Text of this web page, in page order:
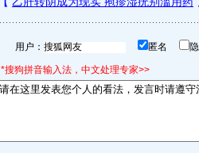
用户： 匿名
*搜狗拼音输入法，中文处理专家>>